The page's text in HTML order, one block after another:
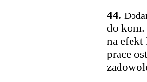
44.
do kom.
na efekt
prace